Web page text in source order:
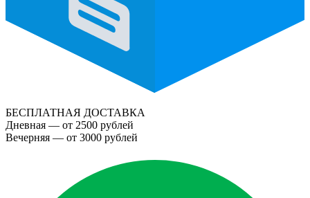
БЕСПЛАТНАЯ ДОСТАВКА
Дневная — от 2500 рублей
Вечерняя — от 3000 рублей